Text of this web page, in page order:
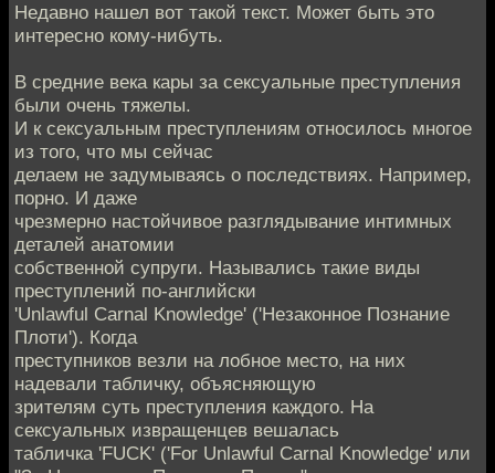
Недавно нашел вот такой текст. Может быть это
интересно кому-нибуть.
В средние века кары за сексуальные преступления
были очень тяжелы.
И к сексуальным преступлениям относилось многое
из того, что мы сейчас
делаем не задумываясь о последствиях. Например,
порно. И даже
чрезмерно настойчивое разглядывание интимных
деталей анатомии
собственной супруги. Назывались такие виды
преступлений по-английски
'Unlawful Carnal Knowledge' ('Незаконное Познание
Плоти'). Когда
преступников везли на лобное место, на них
надевали табличку, объясняющую
зрителям суть преступления каждого. На
сексуальных извращенцев вешалась
табличка 'FUCK' ('For Unlawful Carnal Knowledge' или